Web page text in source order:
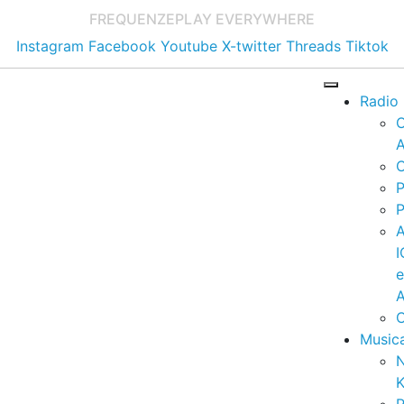
FREQUENZEPLAY EVERYWHERE
Instagram Facebook Youtube X-twitter Threads Tiktok
Radio
e